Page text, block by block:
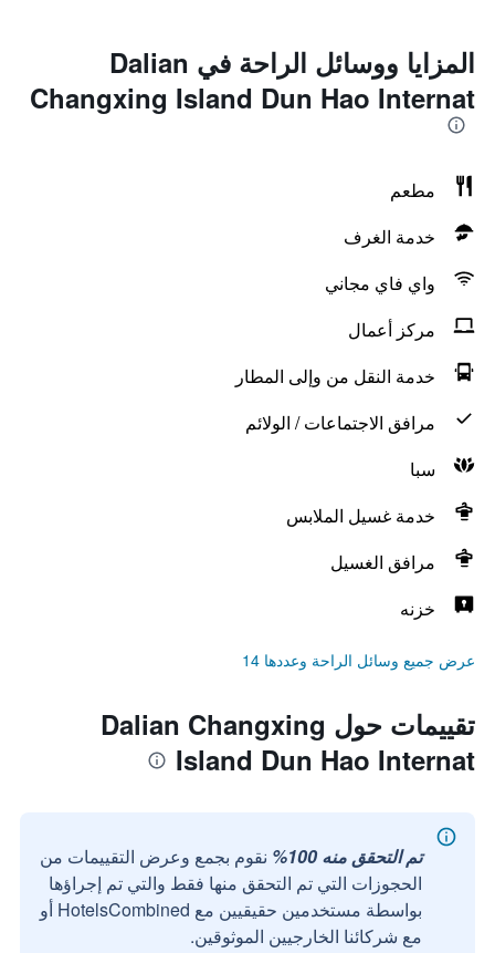
المزايا ووسائل الراحة في Dalian
Changxing Island Dun Hao Internat
مطعم
خدمة الغرف
واي فاي مجاني
مركز أعمال
خدمة النقل من وإلى المطار
مرافق الاجتماعات / الولائم
سبا
خدمة غسيل الملابس
مرافق الغسيل
خزنه
عرض جميع وسائل الراحة وعددها 14
تقييمات حول Dalian Changxing
Island Dun Hao Internat
تم التحقق منه 100%
نقوم بجمع وعرض التقييمات من
الحجوزات التي تم التحقق منها فقط والتي تم إجراؤها
بواسطة مستخدمين حقيقيين مع HotelsCombined أو
مع شركائنا الخارجيين الموثوقين.